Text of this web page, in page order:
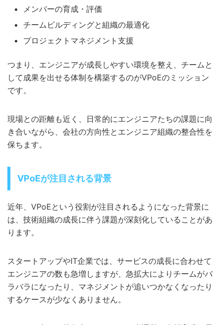
メンバーの育成・評価
チームビルディングと組織の最適化
プロジェクトマネジメント支援
つまり、エンジニアが成長しやすい環境を整え、チームと
して成果を出せる体制を構築するのがVPoEのミッション
です。
現場との距離も近く、日常的にエンジニアたちの課題に向
き合いながら、会社の方向性とエンジニア組織の整合性を
保ちます。
VPoEが注目される背景
近年、VPoEという役割が注目されるようになった背景に
は、技術組織の成長に伴う課題が深刻化していることがあ
ります。
スタートアップやIT企業では、サービスの成長に合わせて
エンジニアの数も急増しますが、急拡大によりチームがバ
ラバラになったり、マネジメントが追いつかなくなったり
するケースが少なくありません。